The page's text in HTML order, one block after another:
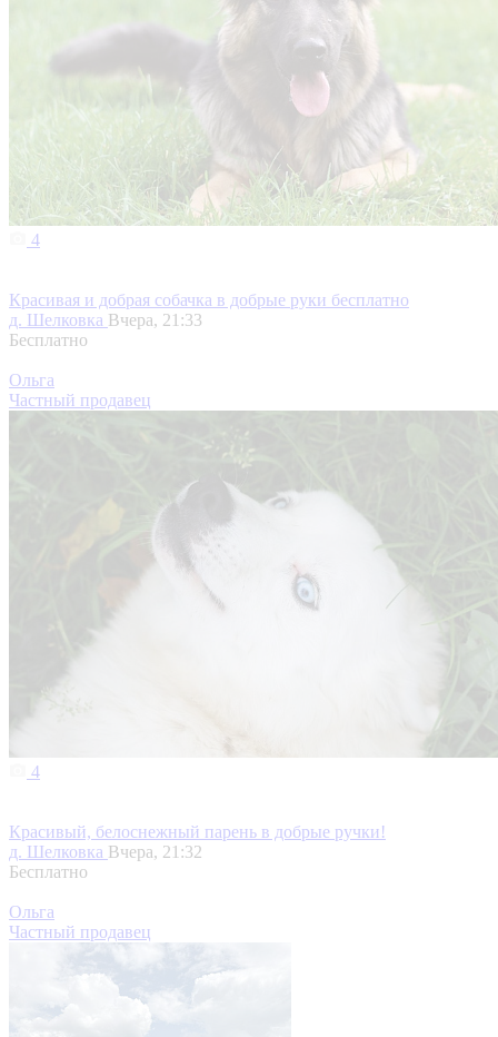
4
Красивая и добрая собачка в добрые руки бесплатно
д. Шелковка Вчера, 21:33
Бесплатно
Ольга
Частный продавец
4
Красивый, белоснежный парень в добрые ручки!
д. Шелковка Вчера, 21:32
Бесплатно
Ольга
Частный продавец